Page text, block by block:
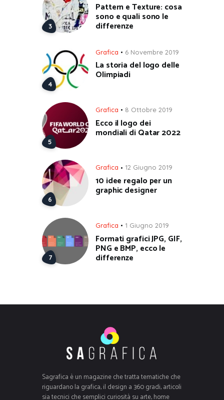
Pattern e Texture: cosa
sono e quali sono le
differenze
Grafica 6 Novembre 2019
La storia del logo delle
Olimpiadi
Grafica 8 Ottobre 2019
Ecco il logo dei
mondiali di Qatar 2022
Grafica 12 Giugno 2019
10 idee regalo per un
graphic designer
Grafica 1 Giugno 2019
Formati grafici JPG, GIF,
PNG e BMP, ecco le
differenze
Sagrafica è un magazine che tratta tematiche che
riguardano la grafica, il design a 360 gradi, articoli
sia tecnici che semplici curiosità su arte, home